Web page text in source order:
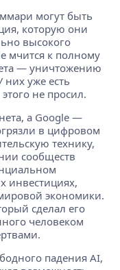
могут быть
которую они
высокого
мчится к полному
— уничтожению
уже есть
не просил.
а Google —
в цифровом
технику,
сообществ
инвестициях,
экономики.
сделал его
человеком
падения AI,